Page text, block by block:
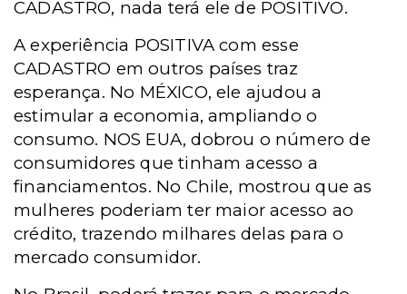
CADASTRO, nada terá ele de POSITIVO.
A experiência POSITIVA com esse
CADASTRO em outros países traz
esperança. No MÉXICO, ele ajudou a
estimular a economia, ampliando o
consumo. NOS EUA, dobrou o número de
consumidores que tinham acesso a
financiamentos. No Chile, mostrou que as
mulheres poderiam ter maior acesso ao
crédito, trazendo milhares delas para o
mercado consumidor.